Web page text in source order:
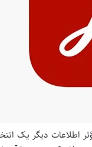
مؤثر اطلاعات دیگر